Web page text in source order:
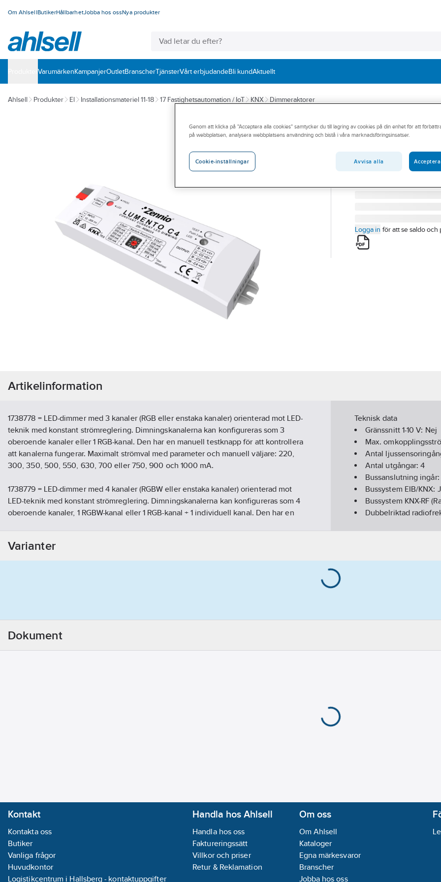
Om AhlsellButikerHållbarhetJobba hos ossNya produkter
VarumärkenKampanjerOutletBranscherTjänsterVårt erbjudandeBli kundAktuellt
Ahlsell Produkter El Installationsmateriel 11-18 17 Fastighetsautomation / IoT KNX Dimmeraktorer
FUNCTION
LED RGB-
LED RGBW-
Artikelnummer: 1738779
Logga in för att se saldo och
Artikelinformation
1738778 = LED-dimmer med 3 kanaler (RGB eller enstaka kanaler) orienterad mot LED-
teknik med konstant strömreglering. Dimningskanalerna kan konfigureras som 3
oberoende kanaler eller 1 RGB-kanal. Den har en manuell testknapp för att kontrollera
att kanalerna fungerar. Maximalt strömval med parameter och manuell väljare: 220,
300, 350, 500, 550, 630, 700 eller 750, 900 och 1000 mA.
1738779 = LED-dimmer med 4 kanaler (RGBW eller enstaka kanaler) orienterad mot
LED-teknik med konstant strömreglering. Dimningskanalerna kan konfigureras som 4
oberoende kanaler, 1 RGBW-kanal eller 1 RGB-kanal + 1 individuell kanal. Den har en
1000 mA.
Artikelnummer: 1738779
Teknisk data
Gränssnitt 1-10 V: Nej
Max.
Antal
Antal utgångar:4
Bussanslutning ingår:
Bussystem EIB/KNX:
Bussystem KNX-RF
Dubbelriktad
Bussystem
REACH Datum:2023-
Varianter
Dokument
Kontakt
Kontakta oss
Butiker
Vanliga frågor
Huvudkontor
Logistikcentrum i Hallsberg - kontaktuppgifter
Handla hos Ahlsell
Handla hos oss
Faktureringssätt
Villkor och priser
Retur & Reklamation
Om oss
Om Ahlsell
Kataloger
Egna märkesvaror
Branscher
Jobba hos oss
Genom att klicka på "Acceptera alla cookies" samtycker du till lagring av cookies på din enhet för att
på webbplatsen, analysera webbplatsens användning och bistå i våra marknadsföringsinsatser.
Cookie-inställningar Avvisa alla